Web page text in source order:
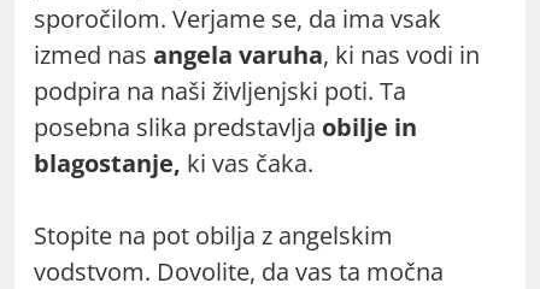
sporočilom. Verjame se, da ima vsak
izmed nas angela varuha, ki nas vodi in
podpira na naši življenjski poti. Ta
posebna slika predstavlja obilje in
blagostanje, ki vas čaka.
Stopite na pot obilja z angelskim
vodstvom. Dovolite, da vas ta močna